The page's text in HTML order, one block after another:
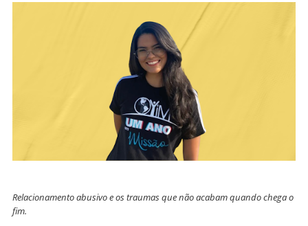
Relacionamento abusivo e os traumas que não acabam quando chega o
fim.